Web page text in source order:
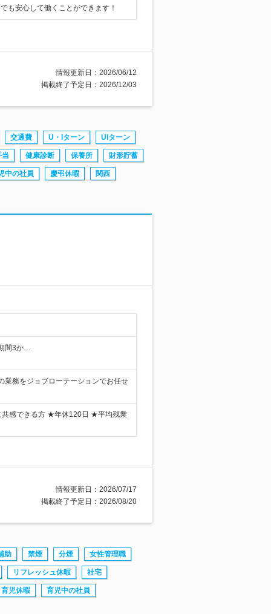
も安心して働くことができます！
情報更新日：2026/06/12
掲載終了予定日：2026/12/03
交通費 U・Iターン UIターン
当 健康診断 保養所 財形貯蓄
中の社員 慶弔休暇 関西
間3か…
務をジョブローテーションでお任せ
共感できる方 ★年休120日 ★平均残業
情報更新日：2026/07/17
掲載終了予定日：2026/08/20
助 禁煙 分煙 女性管理職
リフレッシュ休暇 社宅
育児休暇 育児中の社員